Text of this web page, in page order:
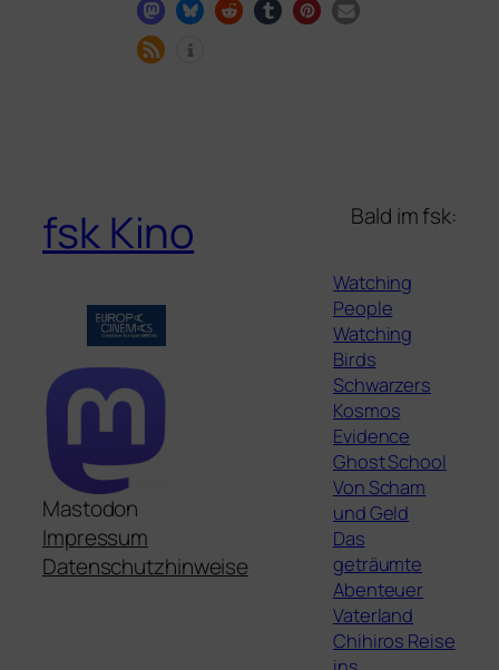
fsk Kino
Mastodon
Impressum
Datenschutzhinweise
Bald im fsk:
Watching
People
Watching
Birds
Schwarzers
Kosmos
Evidence
Ghost School
Von Scham
und Geld
Das
geträumte
Abenteuer
Vaterland
Chihiros Reise